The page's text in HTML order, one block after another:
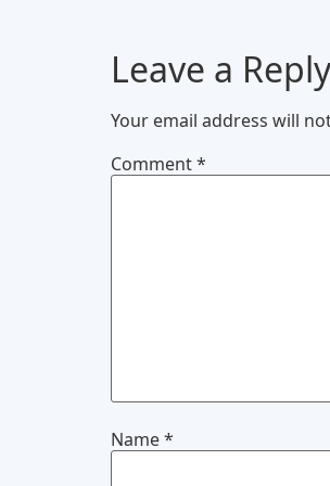
Leave a Reply
Your email address will
Comment*
Name*